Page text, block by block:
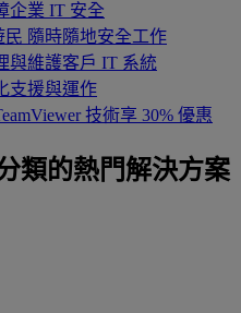
企業 IT 安全
民 隨時隨地安全工作
與維護客戶 IT 系統
支援與運作
技術享 30% 優惠
類的熱門解決方案